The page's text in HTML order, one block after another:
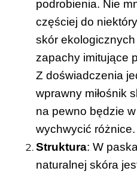
podrobienia. Nie
częściej do
skór
zapachy imitujące
Z doświadczenia
wprawny miłośnik
na pewno będzie
wychwycić różnice.
Struktura: W
naturalnej skóra